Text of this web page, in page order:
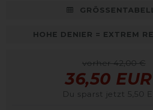
HOHE DENIER = EXTREM
vorher 42,00 €
36,50 EUR
Du sparst jetzt 5,50